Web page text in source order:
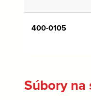
400-0105
Súbory